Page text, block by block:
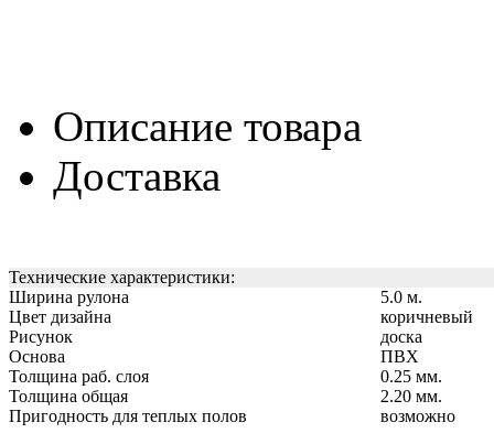
Описание товара
Доставка
Технические характеристики:
Ширина рулона
5.0 м.
Цвет дизайна
коричневый
Рисунок
доска
Основа
ПВХ
Толщина раб. слоя
0.25 мм.
Толщина общая
2.20 мм.
Пригодность для теплых полов
возможно